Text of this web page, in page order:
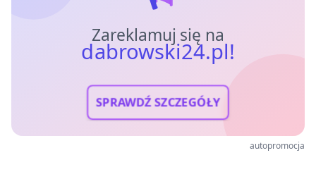
Zareklamuj się na
dabrowski24.pl!
SPRAWDŹ SZCZEGÓŁY
autopromocja